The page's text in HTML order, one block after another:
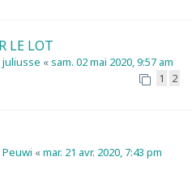
LE LOT
juliusse «sam. 02 mai 2020, 9:57 am
1 2
Peuwi «mar. 21 avr. 2020, 7:43 pm